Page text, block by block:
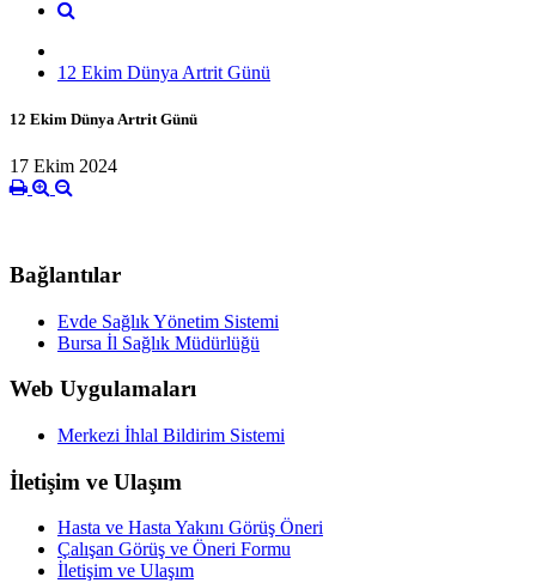
12 Ekim Dünya Artrit Günü
12 Ekim Dünya Artrit Günü
17 Ekim 2024
Bağlantılar
Evde Sağlık Yönetim Sistemi
Bursa İl Sağlık Müdürlüğü
Web Uygulamaları
Merkezi İhlal Bildirim Sistemi
İletişim ve Ulaşım
Hasta ve Hasta Yakını Görüş Öneri
Çalışan Görüş ve Öneri Formu
İletişim ve Ulaşım